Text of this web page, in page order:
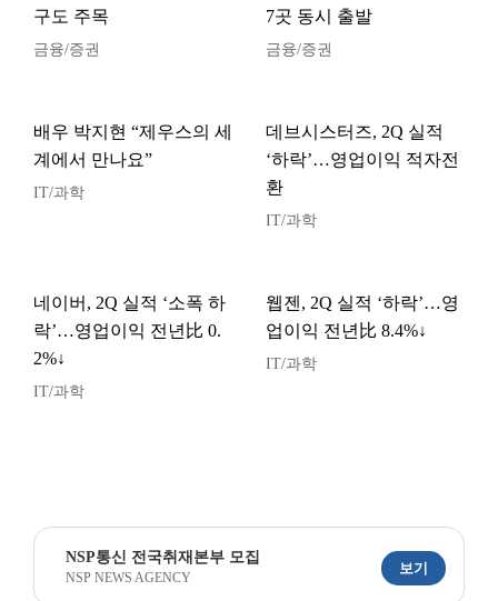
구도 주목
금융/증권
7곳 동시 출발
금융/증권
배우 박지현 “제우스의 세
계에서 만나요”
IT/과학
데브시스터즈, 2Q 실적
‘하락’…영업이익 적자전
환
IT/과학
네이버, 2Q 실적 ‘소폭 하
락’…영업이익 전년比 0.
2%↓
IT/과학
웹젠, 2Q 실적 ‘하락’…영
업이익 전년比 8.4%↓
IT/과학
NSP통신 전국취재본부 모집
NSP NEWS AGENCY
보기